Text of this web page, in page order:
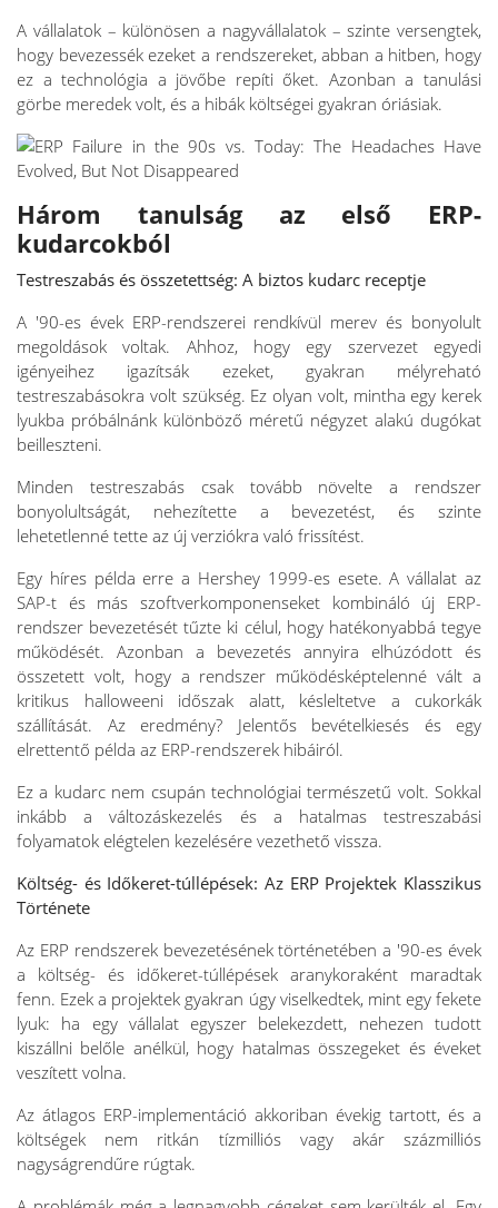
A vállalatok – különösen a nagyvállalatok – szinte versengtek,
hogy bevezessék ezeket a rendszereket, abban a hitben, hogy
ez a technológia a jövőbe repíti őket. Azonban a tanulási
görbe meredek volt, és a hibák költségei gyakran óriásiak.
Három tanulság az első ERP-
kudarcokból
Testreszabás és összetettség: A biztos kudarc receptje
A '90-es évek ERP-rendszerei rendkívül merev és bonyolult
megoldások voltak. Ahhoz, hogy egy szervezet egyedi
igényeihez igazítsák ezeket, gyakran mélyreható
testreszabásokra volt szükség. Ez olyan volt, mintha egy kerek
lyukba próbálnánk különböző méretű négyzet alakú dugókat
beilleszteni.
Minden testreszabás csak tovább növelte a rendszer
bonyolultságát, nehezítette a bevezetést, és szinte
lehetetlenné tette az új verziókra való frissítést.
Egy híres példa erre a Hershey 1999-es esete. A vállalat az
SAP-t és más szoftverkomponenseket kombináló új ERP-
rendszer bevezetését tűzte ki célul, hogy hatékonyabbá tegye
működését. Azonban a bevezetés annyira elhúzódott és
összetett volt, hogy a rendszer működésképtelenné vált a
kritikus halloweeni időszak alatt, késleltetve a cukorkák
szállítását. Az eredmény? Jelentős bevételkiesés és egy
elrettentő példa az ERP-rendszerek hibáiról.
Ez a kudarc nem csupán technológiai természetű volt. Sokkal
inkább a változáskezelés és a hatalmas testreszabási
folyamatok elégtelen kezelésére vezethető vissza.
Költség- és Időkeret-túllépések: Az ERP Projektek Klasszikus
Története
Az ERP rendszerek bevezetésének történetében a '90-es évek
a költség- és időkeret-túllépések aranykoraként maradtak
fenn. Ezek a projektek gyakran úgy viselkedtek, mint egy fekete
lyuk: ha egy vállalat egyszer belekezdett, nehezen tudott
kiszállni belőle anélkül, hogy hatalmas összegeket és éveket
veszített volna.
Az átlagos ERP-implementáció akkoriban évekig tartott, és a
költségek nem ritkán tízmilliós vagy akár százmilliós
nagyságrendűre rúgtak.